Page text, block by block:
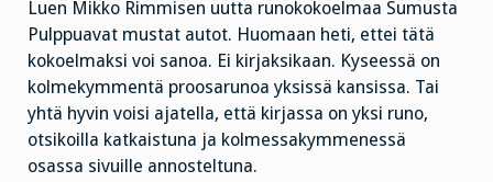
Luen Mikko Rimmisen uutta runokokoelmaa Sumusta
Pulppuavat mustat autot. Huomaan heti, ettei tätä
kokoelmaksi voi sanoa. Ei kirjaksikaan. Kyseessä on
kolmekymmentä proosarunoa yksissä kansissa. Tai
yhtä hyvin voisi ajatella, että kirjassa on yksi runo,
otsikoilla katkaistuna ja kolmessakymmenessä
osassa sivuille annosteltuna.